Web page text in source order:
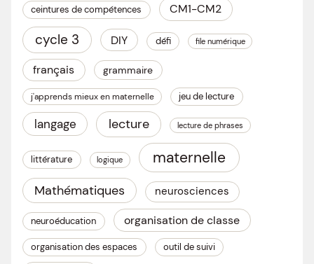
ceintures de compétences CM1-CM2
cycle 3 DIY défi file numérique
français grammaire
j'apprends mieux en maternelle jeu de lecture
langage lecture lecture de phrases
littérature logique maternelle
Mathématiques neurosciences
neuroéducation organisation de classe
organisation des espaces outil de suivi